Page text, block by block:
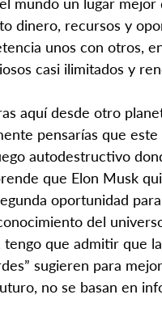
mundo un lugar mejor
dinero, recursos y
unos con otros,
casi ilimitados y
aquí desde otro
pensarías que
autodestructivo
que Elon Musk
oportunidad
del
tengo que admitir que
sugieren para
no se basan en